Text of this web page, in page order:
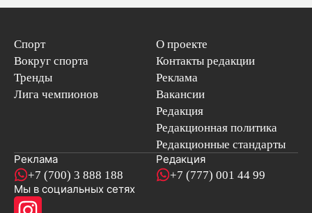
Спорт
Вокруг спорта
Тренды
Лига чемпионов
О проекте
Контакты редакции
Реклама
Вакансии
Редакция
Редакционная политика
Редакционные стандарты
Реклама
+7 (700) 3 888 188
Редакция
+7 (777) 001 44 99
Мы в социальных сетях